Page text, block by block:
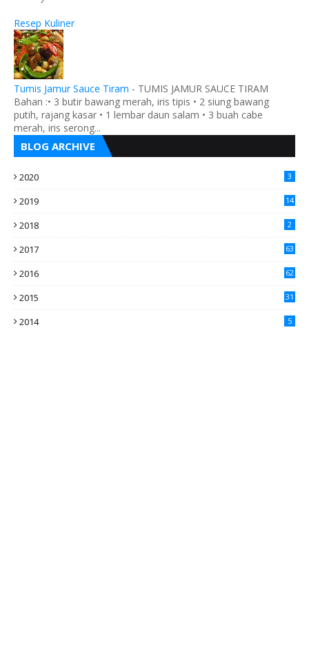
Resep Kuliner
Tumis Jamur Sauce Tiram - TUMIS JAMUR SAUCE TIRAM
Bahan :• 3 butir bawang merah, iris tipis • 2 siung bawang
putih, rajang kasar • 1 lembar daun salam • 3 buah cabe
merah, iris serong...
BLOG ARCHIVE
2020 3
2019 14
2018 2
2017 63
2016
62
2015
31
2014 5